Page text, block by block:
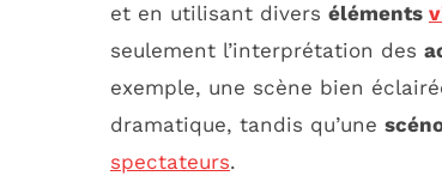
et en utilisant divers éléments
seulement l’interprétation des
exemple, une scène bien
dramatique, tandis qu’une
spectateurs.